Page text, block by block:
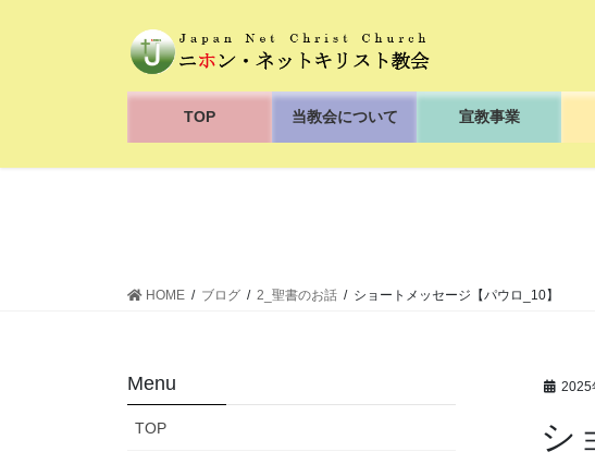
ス
ン
TOP 当教会について 宣教事業
HOME ブログ 2_聖書のお話 ショートメッセージ【パウロ_10】
2025
シ
Menu
TOP